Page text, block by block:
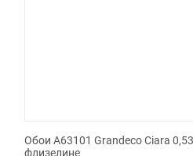
Обои A63101 Grandeco Ciara
флизелине